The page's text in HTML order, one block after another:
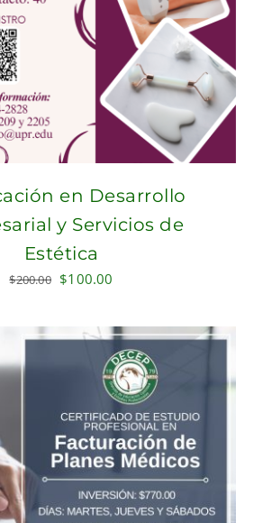
en Desarrollo
y Servicios de
Estética
$200.00 Original
$200.00.
$100.00
is:
$100.00.